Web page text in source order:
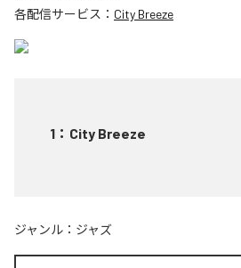
各配信サービス： City Breeze
1 ： City Breeze
ジャンル： ジャズ